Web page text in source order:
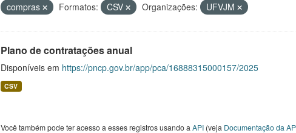
compras
Formatos: CSV Organizações: UFVJM
Plano de contratações anual
Disponíveis em https://pncp.gov.br/app/pca/16888315000157/2025
CSV
Você também pode ter acesso a esses registros usando a API(veja Documentação da